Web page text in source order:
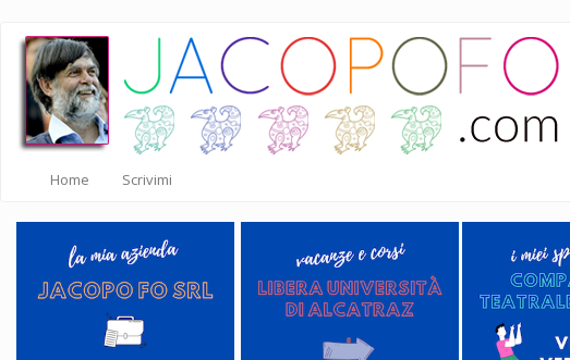
Salta
contenuto
principale
Home Scrivimi